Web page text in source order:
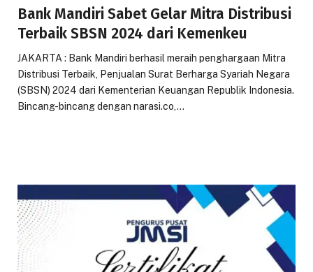
Bank Mandiri Sabet Gelar Mitra Distribusi
Terbaik SBSN 2024 dari Kemenkeu
JAKARTA : Bank Mandiri berhasil meraih penghargaan Mitra
Distribusi Terbaik, Penjualan Surat Berharga Syariah Negara
(SBSN) 2024 dari Kementerian Keuangan Republik Indonesia.
Bincang-bincang dengan narasi.co,…